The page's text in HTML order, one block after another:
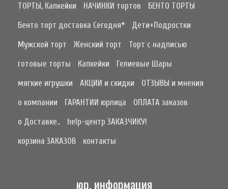
ТОРТЫ, Капкейки
НАЧИНКИ тортов
БЕНТО ТОРТЫ
Бенто торт доставка Сегодня*
Дети+Подростки
Мужской торт
Женский торт
Торт с надписью
готовые торты
Капкейки
Гелиевые Шары
мягкие игрушки
АКЦИИ и скидки
ОТЗЫВЫ и мнения
о компании
ГАРАНТИИ юрлица
ОПЛАТА заказов
о Доставке..
help-центр ЗАКАЗЧИКУ!
корзина ЗАКАЗОВ
контакты
юр. информация